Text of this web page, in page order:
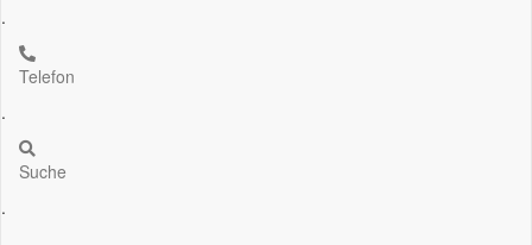
.
Telefon
.
Suche
.